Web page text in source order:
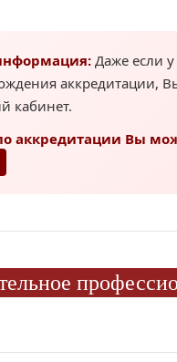
Даже если
аккредитации,
кабинет.
аккредитации Вы